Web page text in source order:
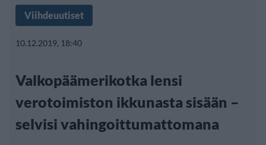
Viihdeuutiset
10.12.2019, 18:40
Valkopäämerikotka lensi
verotoimiston ikkunasta sisään –
selvisi vahingoittumattomana